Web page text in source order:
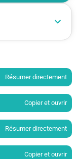
Résumer directement
Copier et ouvrir
Résumer directement
Copier et ouvrir